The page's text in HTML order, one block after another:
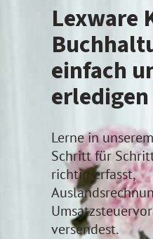
Lexware
einfach
erledigen
Lerne in
Schritt für
richtig erfasst,
versendest.